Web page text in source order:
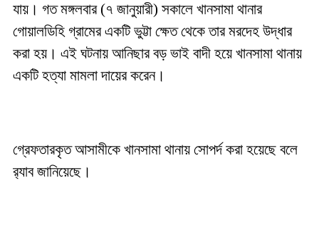
যায়। গত মঙ্গলবার (৭ জানুয়ারী) সকালে খানসামা থানার
গোয়ালডিহি গ্রামের একটি ভুট্টা ক্ষেত থেকে তার মরদেহ উদ্ধার
করা হয়। এই ঘটনায় আনিছার বড় ভাই বাদী হয়ে খানসামা থানায়
একটি হত্যা মামলা দায়ের করেন।
গ্রেফতারকৃত আসামীকে খানসামা থানায় সোপর্দ করা হয়েছে বলে
র‌্যাব জানিয়েছে।